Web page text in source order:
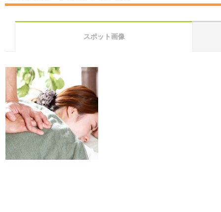
スポット画像